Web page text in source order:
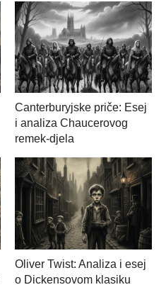
Canterburyjske priče: Esej
i analiza Chaucerovog
remek-djela
Oliver Twist: Analiza i esej
o Dickensovom klasiku